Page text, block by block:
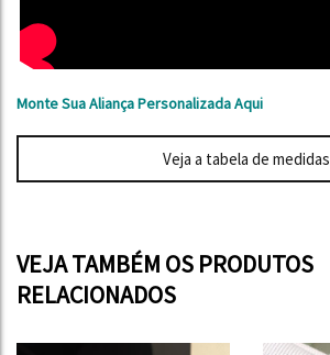
Monte Sua Aliança Personalizada Aqui
Veja a tabela de medidas
VEJA TAMBÉM OS PRODUTOS
RELACIONADOS